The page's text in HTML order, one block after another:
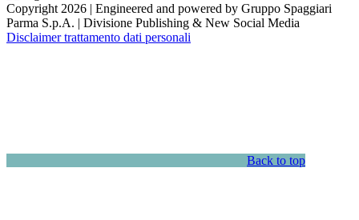
Copyright 2026 | Engineered and powered by Gruppo Spaggiari
Parma S.p.A. | Divisione Publishing & New Social Media
Disclaimer trattamento dati personali
Back to top